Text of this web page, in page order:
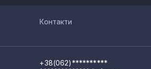
Контакти
+38(062)**********